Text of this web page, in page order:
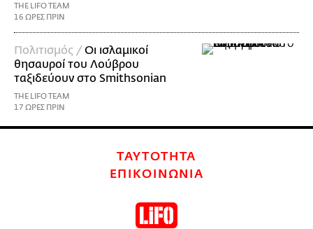
THE LIFO TEAM
16 ΩΡΕΣ ΠΡΙΝ
Πολιτισμός /Οι ισλαμικοί
θησαυροί του Λούβρου
ταξιδεύουν στο Smithsonian
THE LIFO TEAM
17 ΩΡΕΣ ΠΡΙΝ
ΤΑΥΤΟΤΗΤΑ
ΕΠΙΚΟΙΝΩΝΙΑ